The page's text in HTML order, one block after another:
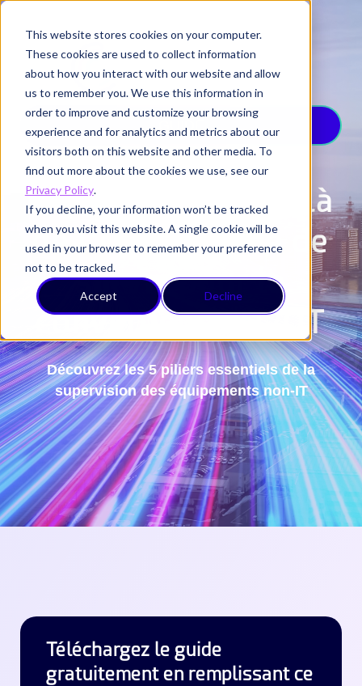
This website stores cookies on your computer.
These cookies are used to collect information
about how you interact with our website and allow
us to remember you. We use this information in
order to improve and customize your browsing
experience and for analytics and metrics about our
visitors both on this website and other media. To
find out more about the cookies we use, see our
Privacy Policy.
If you decline, your information won’t be tracked
when you visit this website. A single cookie will be
used in your browser to remember your preference
not to be tracked.
Accept Decline
GUIDE
Supervision au-delà
de l’IT : un guide de
survie pour la
convergence IT/OT
Découvrez les 5 piliers essentiels de la
supervision des équipements non-IT
Téléchargez le guide
gratuitement en remplissant ce